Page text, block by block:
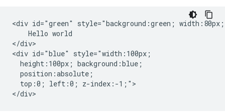
<div id="green" style="background:green;
    Hello world
</div>
<div id="blue" style="width:100px;
  height:100px; background:blue;
  position:absolute;
  top:0; left:0; z-index:-1;">